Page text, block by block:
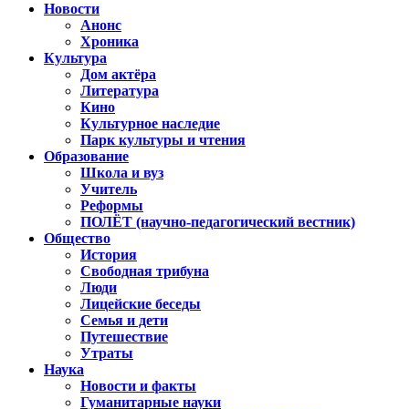
Новости
Анонс
Хроника
Культура
Дом актёра
Литература
Кино
Культурное наследие
Парк культуры и чтения
Образование
Школа и вуз
Учитель
Реформы
ПОЛЁТ (научно-педагогический вестник)
Общество
История
Свободная трибуна
Люди
Лицейские беседы
Семья и дети
Путешествие
Утраты
Наука
Новости и факты
Гуманитарные науки